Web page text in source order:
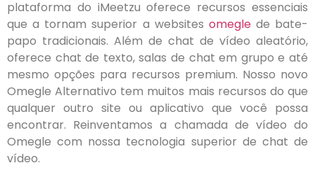
plataforma do iMeetzu oferece recursos essenciais
que a tornam superior a websites omeglede bate-
papo tradicionais. Além de chat de vídeo aleatório,
oferece chat de texto, salas de chat em grupo e até
mesmo opções para recursos premium. Nosso novo
Omegle Alternativo tem muitos mais recursos do que
qualquer outro site ou aplicativo que você possa
encontrar. Reinventamos a chamada de vídeo do
Omegle com nossa tecnologia superior de chat de
vídeo.